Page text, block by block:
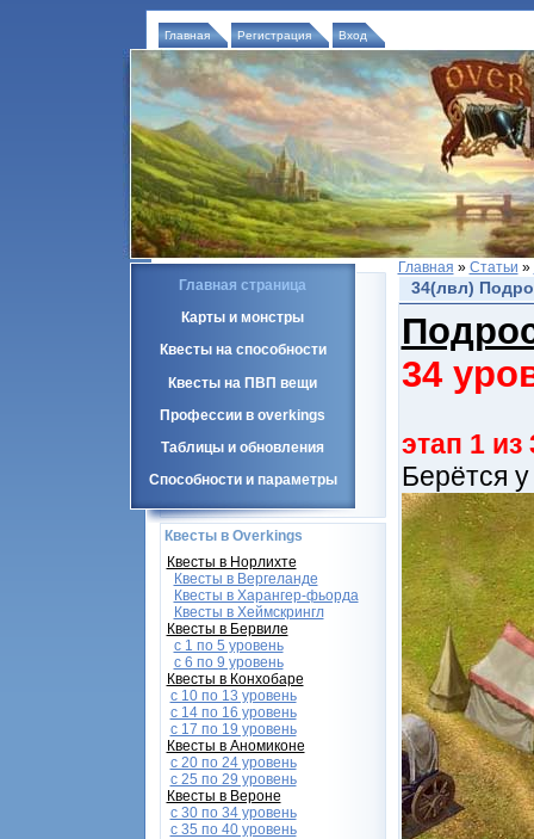
Главная Регистрация Вход
Главная страница
Карты и монстры
Квесты на способности
Квесты на ПВП вещи
Профессии в overkings
Таблицы и обновления
Способности и параметры
Квесты в Overkings
Квесты в Норлихте
Квесты в Вергеланде
Квесты в Харангер-фьорда
Квесты в Хеймскрингл
Квесты в Бервиле
с 1 по 5 уровень
с 6 по 9 уровень
Квесты в Конхобаре
c 10 по 13 уровень
с 14 по 16 уровень
с 17 по 19 уровень
Квесты в Аномиконе
с 20 по 24 уровень
с 25 по 29 уровень
Квесты в Вероне
с 30 по 34 уровень
с 35 по 40 уровень
Главная » Статьи »
34(лвл)
34
этап 1 из
Берётся